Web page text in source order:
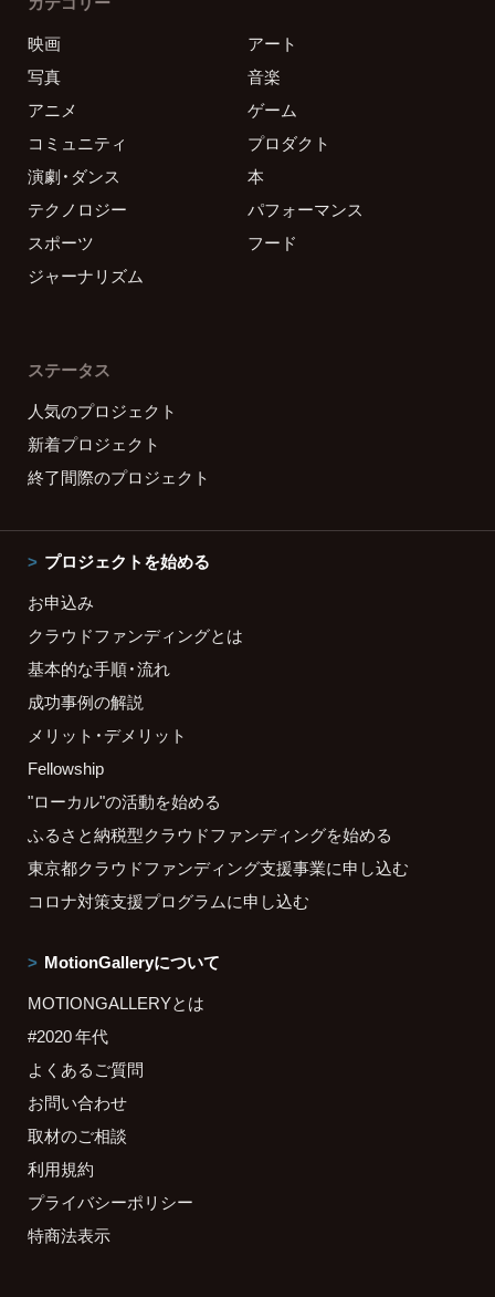
映画
アート
写真
音楽
アニメ
ゲーム
コミュニティ
プロダクト
演劇・ダンス
本
テクノロジー
パフォーマンス
スポーツ
フード
ジャーナリズム
ステータス
人気のプロジェクト
新着プロジェクト
終了間際のプロジェクト
プロジェクトを始める
お申込み
クラウドファンディングとは
基本的な手順・流れ
成功事例の解説
メリット・デメリット
Fellowship
"ローカル"の活動を始める
ふるさと納税型クラウドファンディングを始める
東京都クラウドファンディング支援事業に申し込む
コロナ対策支援プログラムに申し込む
MotionGalleryについて
MOTIONGALLERYとは
#2020 年代
よくあるご質問
お問い合わせ
取材のご相談
利用規約
プライバシーポリシー
特商法表示